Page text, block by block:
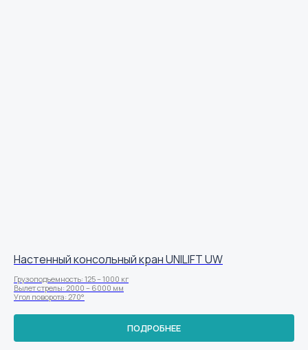
Настенный консольный кран UNILIFT UW
Грузоподъемность: 125 – 1000 кг
Вылет стрелы: 2000 – 6000 мм
Угол поворота: 270°
ПОДРОБНЕЕ